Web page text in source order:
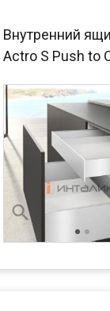
Внутренний
Actro S Push to